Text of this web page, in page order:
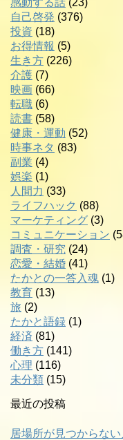
自己啓発 (376)
投資 (18)
お得情報 (5)
生き方 (226)
介護 (7)
映画 (66)
転職 (6)
読書 (58)
健康・運動 (52)
時事ネタ (83)
副業 (4)
娯楽 (1)
人間力 (33)
ライフハック (88)
マーケティング (3)
コミュニケーション
調査・研究 (24)
恋愛・結婚 (41)
たかとの一答入魂 (1)
教育 (13)
旅 (2)
たかと語録 (1)
経済 (81)
働き方 (141)
心理 (116)
未分類 (15)
最近の投稿
居場所が見つからな